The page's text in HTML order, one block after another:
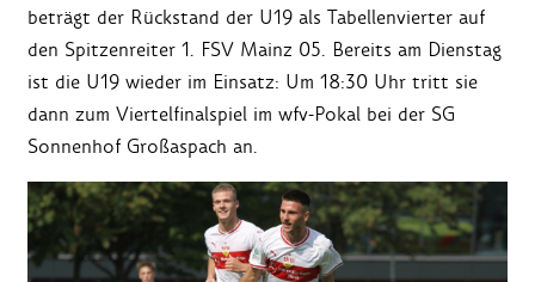
beträgt der Rückstand der U19 als Tabellenvierter auf
den Spitzenreiter 1. FSV Mainz 05. Bereits am Dienstag
ist die U19 wieder im Einsatz: Um 18:30 Uhr tritt sie
dann zum Viertelfinalspiel im wfv-Pokal bei der SG
Sonnenhof Großaspach an.